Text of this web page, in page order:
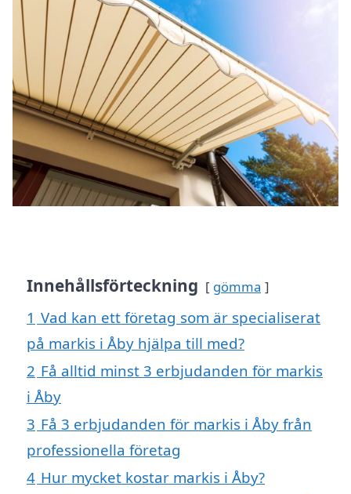
Innehållsförteckning gömma
1 Vad kan ett företag som är specialiserat
på markis i Åby hjälpa till med?
2 Få alltid minst 3 erbjudanden för markis
i Åby
3 Få 3 erbjudanden för markis i Åby från
professionella företag
4 Hur mycket kostar markis i Åby?